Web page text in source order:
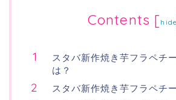
Contents [hide
スタバ新作焼き芋フラペチ
は？
スタバ新作焼き芋フラペチ